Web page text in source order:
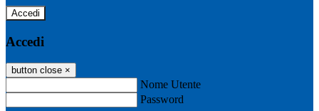
Accedi
Accedi
button close ×
Nome Utente
Password